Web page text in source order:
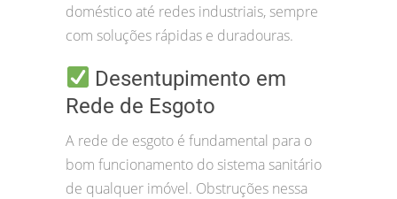
doméstico até redes industriais, sempre
com soluções rápidas e duradouras.
Desentupimento em
Rede de Esgoto
A rede de esgoto é fundamental para o
bom funcionamento do sistema sanitário
de qualquer imóvel. Obstruções nessa